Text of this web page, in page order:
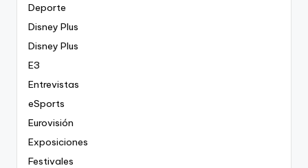
Deporte
Disney Plus
Disney Plus
E3
Entrevistas
eSports
Eurovisión
Exposiciones
Festivales